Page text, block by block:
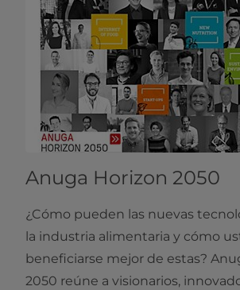
Anuga Horizon 2050
¿Cómo pueden las nuevas
la industria alimentaria y cómo
beneficiarse mejor de estas?
2050 reúne a visionarios,